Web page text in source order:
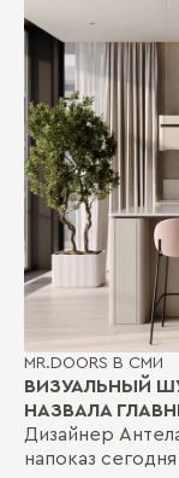
MR.DOORS В СМИ
ВИЗУАЛЬНЫЙ
НАЗВАЛА
Дизайнер
напоказ